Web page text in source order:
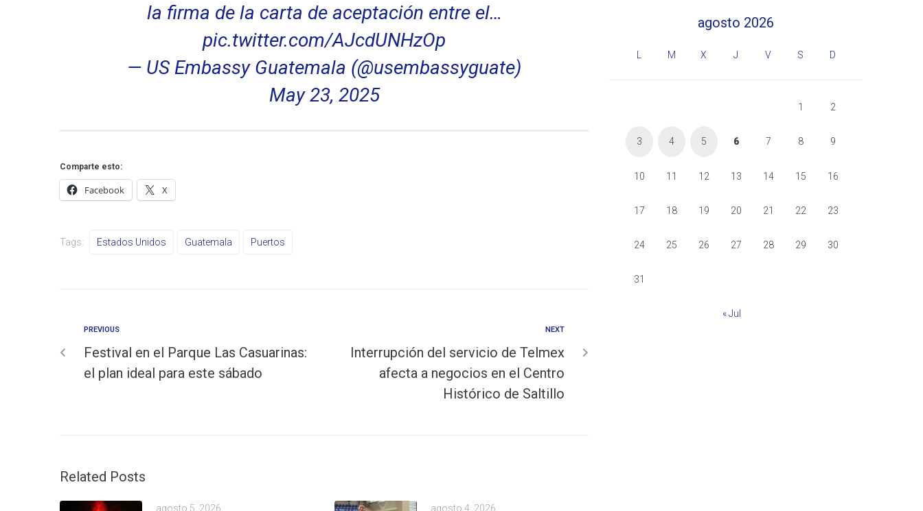
la firma de la carta de aceptación entre el…
pic.twitter.com/AJcdUNHzOp
— US Embassy Guatemala (@usembassyguate)
May 23, 2025
Comparte esto:
Facebook X
Tags: Estados Unidos Guatemala Puertos
PREVIOUS
Festival en el Parque Las Casuarinas:
el plan ideal para este sábado
NEXT
Interrupción del servicio de Telmex
afecta a negocios en el Centro
Histórico de Saltillo
Related Posts
agosto 5, 2026 agosto 4, 2026
agosto 2026
M X J V S D
1 2
3 4 5 6 7 8 9
10 11 12 13 14 15 16
17 18 19 20 21 22 23
24 25 26 27 28 29 30
31
« Jul